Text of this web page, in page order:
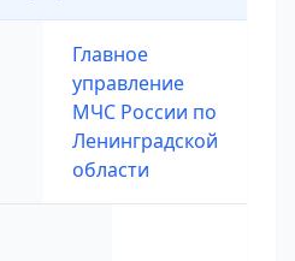
Главное
управление
МЧС России по
Ленинградской
области